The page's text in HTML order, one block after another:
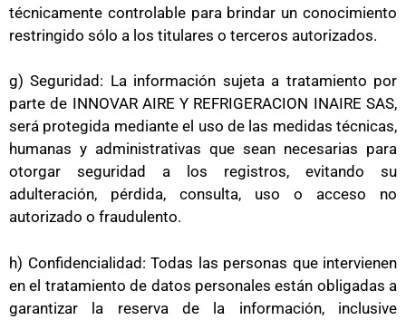
técnicamente controlable para brindar un conocimiento
restringido sólo a los titulares o terceros autorizados.
g) Seguridad: La información sujeta a tratamiento por
parte de INNOVAR AIRE Y REFRIGERACION INAIRE SAS,
será protegida mediante el uso de las medidas técnicas,
humanas y administrativas que sean necesarias para
otorgar seguridad a los registros, evitando su
adulteración, pérdida, consulta, uso o acceso no
autorizado o fraudulento.
h) Confidencialidad: Todas las personas que intervienen
en el tratamiento de datos personales están obligadas a
garantizar la reserva de la información, inclusive